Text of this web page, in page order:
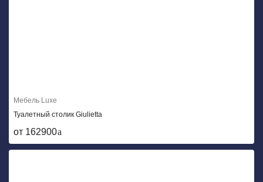
Мебель Luxe
Туалетный столик Giulietta
от 162900